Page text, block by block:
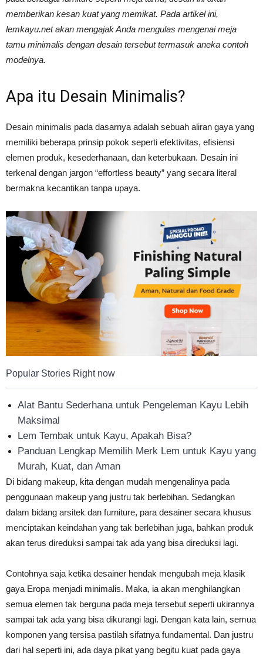
Lama
memberikan kesan kuat yang memikat. Pada artikel ini,
lemkayu.net akan mengajak Anda mengulas mengenai meja
tamu minimalis dengan desain tersebut termasuk aneka contoh
modelnya.
Apa itu Desain Minimalis?
Desain minimalis pada dasarnya adalah sebuah aliran gaya yang
memiliki beberapa prinsip pokok seperti efektivitas, efisiensi
elemen produk, kesederhanaan, dan keterbukaan. Desain ini
terkenal dengan jargon “effortless beauty” yang secara literal
bermakna kecantikan tanpa upaya.
Popular Stories Right now
Alat Bantu Sederhana untuk Pengeleman Kayu Lebih
Maksimal
Lem Tembak untuk Kayu, Apakah Bisa?
Panduan Lengkap Memilih Merk Lem untuk Kayu yang
Murah, Kuat, dan Aman
Di bidang makeup, kita dengan mudah mengenalinya pada
penggunaan makeup yang justru tak berlebihan. Sedangkan
dalam bidang arsitek dan furniture, para desainer secara khusus
menciptakan keindahan yang tak berlebihan juga, bahkan produk
akan terus direduksi sampai tak ada yang bisa direduksi lagi.
Contohnya saja ketika desainer hendak mengubah meja klasik
gaya Eropa menjadi minimalis. Maka, ia akan menghilangkan
semua elemen tak berguna pada meja tersebut seperti ukirannya
sampai tak ada yang bisa dikurangi lagi. Dengan kata lain, semua
komponen yang tersisa pastilah sifatnya fundamental. Dan justru
dari hal seperti ini, ada daya pikat yang begitu kuat pada gaya